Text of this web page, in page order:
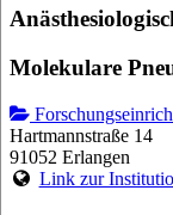
Molekulare
Hartmannstraße 14
91052 Erlangen
Link zur